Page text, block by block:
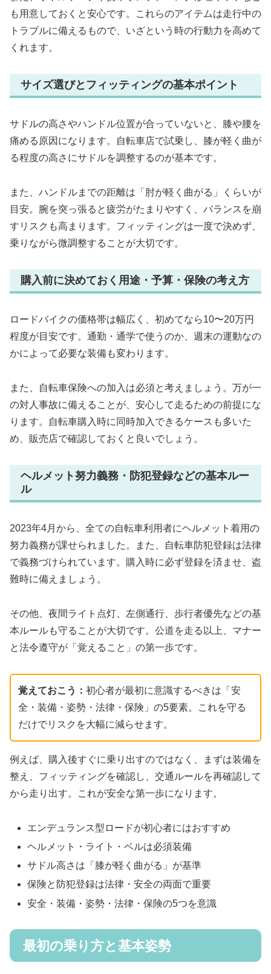
も用意しておくと安心です。これらのアイテムは走行中の
トラブルに備えるもので、いざという時の行動力を高めて
くれます。
サイズ選びとフィッティングの基本ポイント
サドルの高さやハンドル位置が合っていないと、膝や腰を
痛める原因になります。自転車店で試乗し、膝が軽く曲が
る程度の高さにサドルを調整するのが基本です。
また、ハンドルまでの距離は「肘が軽く曲がる」くらいが
目安。腕を突っ張ると疲労がたまりやすく、バランスを崩
すリスクも高まります。フィッティングは一度で決めず、
乗りながら微調整することが大切です。
購入前に決めておく用途・予算・保険の考え方
ロードバイクの価格帯は幅広く、初めてなら10〜20万円
程度が目安です。通勤・通学で使うのか、週末の運動なの
かによって必要な装備も変わります。
また、自転車保険への加入は必須と考えましょう。万が一
の対人事故に備えることが、安心して走るための前提にな
ります。自転車購入時に同時加入できるケースも多いた
め、販売店で確認しておくと良いでしょう。
ヘルメット努力義務・防犯登録などの基本ルー
ル
2023年4月から、全ての自転車利用者にヘルメット着用の
努力義務が課せられました。また、自転車防犯登録は法律
で義務づけられています。購入時に必ず登録を済ませ、盗
難時に備えましょう。
その他、夜間ライト点灯、左側通行、歩行者優先などの基
本ルールも守ることが大切です。公道を走る以上、マナー
と法令遵守が「覚えること」の第一歩です。
覚えておこう： 初心者が最初に意識するべきは「安
全・装備・姿勢・法律・保険」の5要素。これを守る
だけでリスクを大幅に減らせます。
例えば、購入後すぐに乗り出すのではなく、まずは装備を
整え、フィッティングを確認し、交通ルールを再確認して
から走り出す。これが安全な第一歩になります。
エンデュランス型ロードが初心者にはおすすめ
ヘルメット・ライト・ベルは必須装備
サドル高さは「膝が軽く曲がる」が基準
保険と防犯登録は法律・安全の両面で重要
安全・装備・姿勢・法律・保険の5つを意識
最初の乗り方と基本姿勢